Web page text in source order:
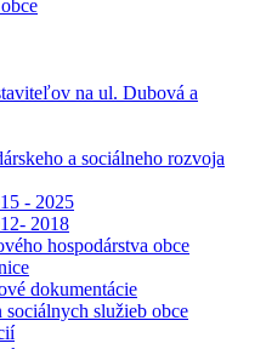
na ul. Dubová a
a sociálneho rozvoja
- 2025
2018
hospodárstva obce
dokumentácie
služieb obce